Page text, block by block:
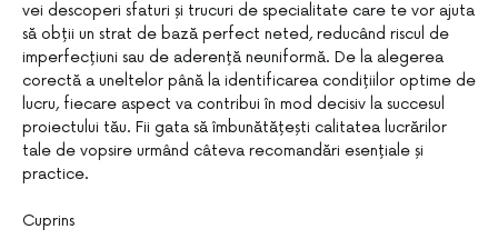
vei descoperi sfaturi și trucuri de specialitate care te vor ajuta
să obții un strat de bază perfect neted, reducând riscul de
imperfecțiuni sau de aderență neuniformă. De la alegerea
corectă a uneltelor până la identificarea condițiilor optime de
lucru, fiecare aspect va contribui în mod decisiv la succesul
proiectului tău. Fii gata să îmbunătățești calitatea lucrărilor
tale de vopsire urmând câteva recomandări esențiale și
practice.
Cuprins